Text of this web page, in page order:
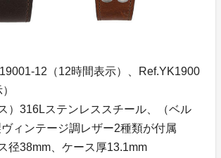
12（12時間表示）、Ref.YK1900
）316Lステンレススチール、（ベル
ヴィンテージ調レザー2種類が付属
径38mm、ケース厚13.1mm